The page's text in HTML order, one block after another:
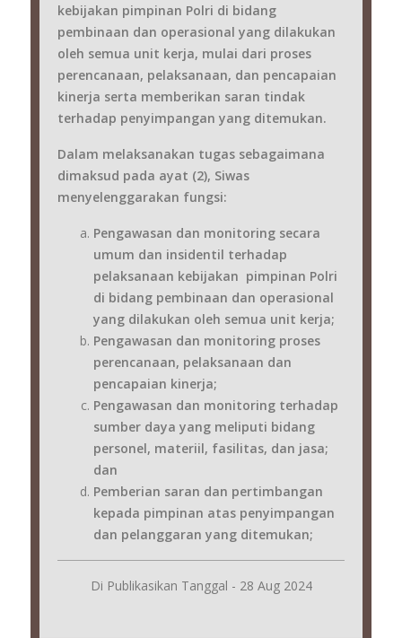
kebijakan pimpinan Polri di bidang
pembinaan dan operasional yang dilakukan
oleh semua unit kerja, mulai dari proses
perencanaan, pelaksanaan, dan pencapaian
kinerja serta memberikan saran tindak
terhadap penyimpangan yang ditemukan.
Dalam melaksanakan tugas sebagaimana
dimaksud pada ayat (2), Siwas
menyelenggarakan fungsi:
Pengawasan dan monitoring secara
umum dan insidentil terhadap
pelaksanaan kebijakan pimpinan Polri
di bidang pembinaan dan operasional
yang dilakukan oleh semua unit kerja;
Pengawasan dan monitoring proses
perencanaan, pelaksanaan dan
pencapaian kinerja;
Pengawasan dan monitoring terhadap
sumber daya yang meliputi bidang
personel, materiil, fasilitas, dan jasa;
dan
Pemberian saran dan pertimbangan
kepada pimpinan atas penyimpangan
dan pelanggaran yang ditemukan;
Di Publikasikan Tanggal - 28 Aug 2024